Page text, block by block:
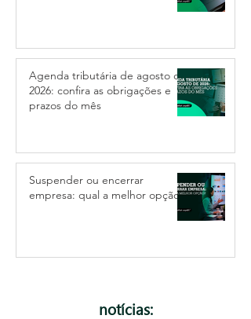
Agenda tributária de agosto de
2026: confira as obrigações e
prazos do mês
Suspender ou encerrar
empresa: qual a melhor opção?
notícias: